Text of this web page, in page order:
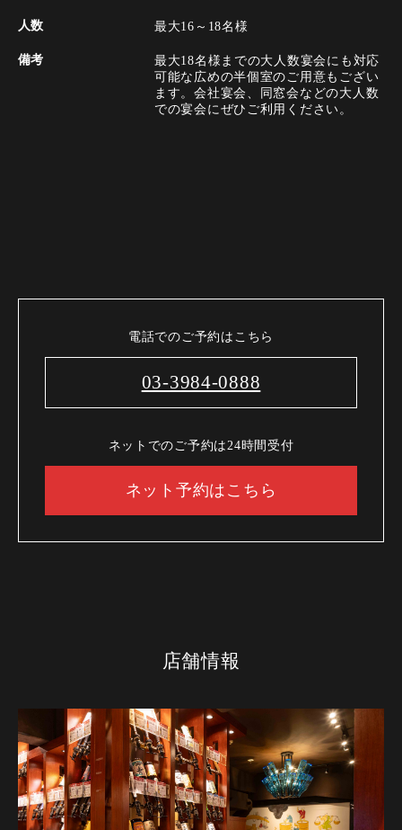
人数 最大16～18名様
備考
最大18名様までの大人数宴会にも対応
可能な広めの半個室のご用意もござい
ます。会社宴会、同窓会などの大人数
での宴会にぜひご利用ください。
電話でのご予約はこちら
03-3984-0888
ネットでのご予約は24時間受付
ネット予約はこちら
店舗情報